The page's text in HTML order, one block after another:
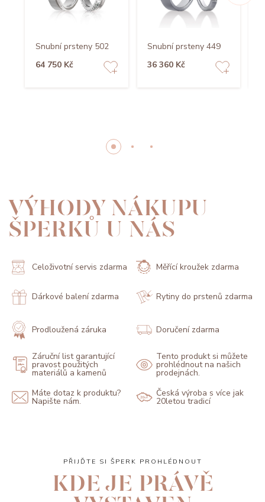
Snubní prsteny 502
64 750 Kč
Snubní prsteny 449
36 360 Kč
VÝHODY NÁKUPU
ŠPERKŮ U NÁS
Celoživotní servis zdarma Měřící kroužek zdarma
Dárkové balení zdarma Rytiny do prstenů zdarma
Prodloužená záruka Doručení zdarma
Záruční list garantující
pravost použitých
materiálů a kamenů
Tento produkt si můžete
prohlédnout na našich
prodejnách.
Máte dotaz k produktu?
Napište nám.
Česká výroba s více jak
20letou tradicí
PŘIJĎTE SI ŠPERK PROHLÉDNOUT
KDE JE PRÁVĚ